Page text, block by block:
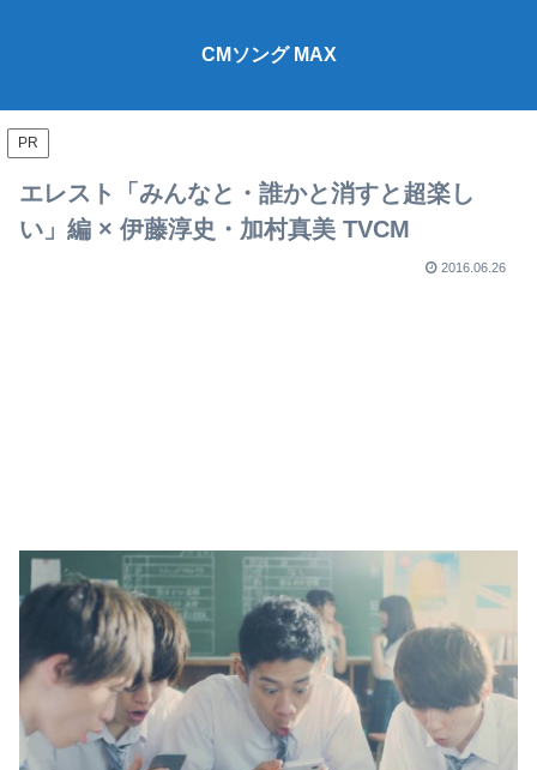
CMソング MAX
PR
エレスト「みんなと・誰かと消すと超楽し
い」編 × 伊藤淳史・加村真美 TVCM
2016.06.26